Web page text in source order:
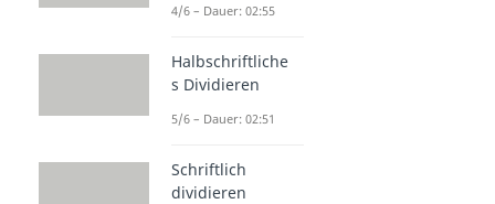
4/6 – Dauer: 02:55
Halbschriftliche
s Dividieren
5/6 – Dauer: 02:51
Schriftlich
dividieren